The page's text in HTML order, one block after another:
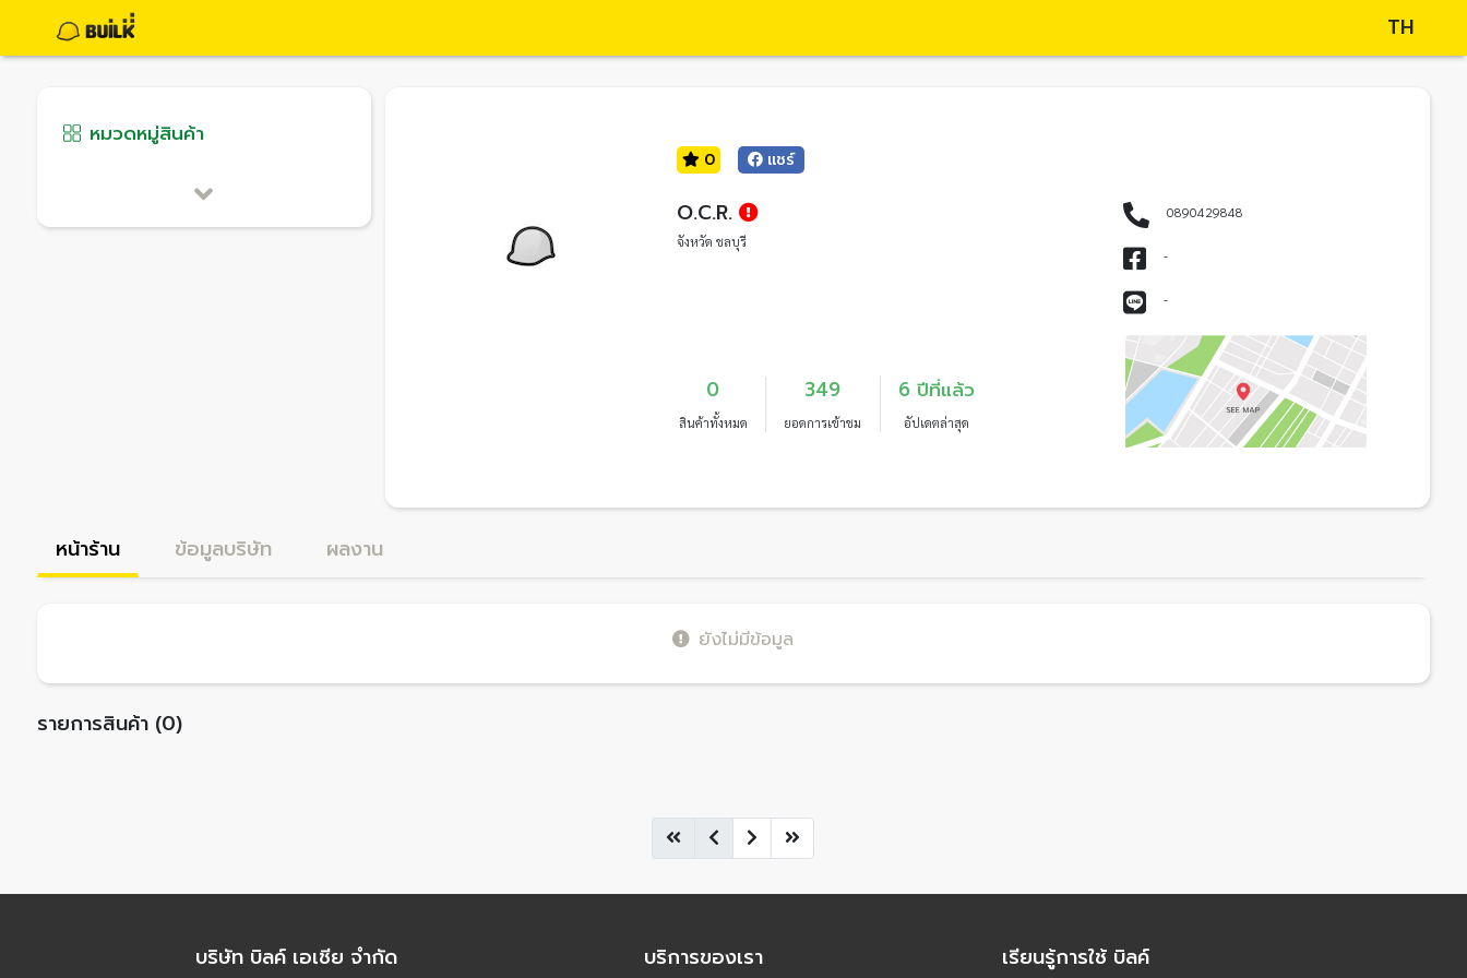
TH
หมวดหมู่สินค้า
0 แชร์
O.C.R.
จังหวัด ชลบุรี
0
สินค้าทั้งหมด
349
ยอดการเข้าชม
6 ปีที่แล้ว
อัปเดตล่าสุด
0890429848
-
-
หน้าร้าน ข้อมูลบริษัท ผลงาน
ยังไม่มีข้อมูล
รายการสินค้า (0)
บริษัท บิลค์ เอเชีย จำกัด บริการของเรา เรียนรู้การใช้ บิลค์